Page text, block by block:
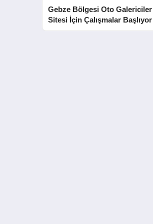
Gebze Bölgesi Oto Galericiler
Sitesi İçin Çalışmalar Başlıyor